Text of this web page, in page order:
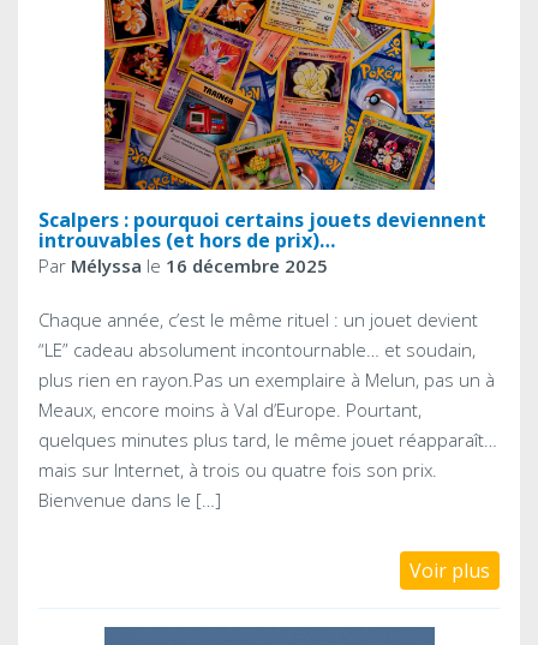
Scalpers : pourquoi certains jouets deviennent
introuvables (et hors de prix)…
Par Mélyssa le 16 décembre 2025
Chaque année, c’est le même rituel : un jouet devient
“LE” cadeau absolument incontournable… et soudain,
plus rien en rayon.Pas un exemplaire à Melun, pas un à
Meaux, encore moins à Val d’Europe. Pourtant,
quelques minutes plus tard, le même jouet réapparaît…
mais sur Internet, à trois ou quatre fois son prix.
Bienvenue dans le […]
Voir plus